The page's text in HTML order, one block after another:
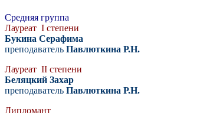
Средняя группа
Лауреат I степени
Букина Серафима
преподаватель Павлюткина Р.Н.
Лауреат II степени
Беляцкий Захар
преподаватель Павлюткина Р.Н.
Дипломант